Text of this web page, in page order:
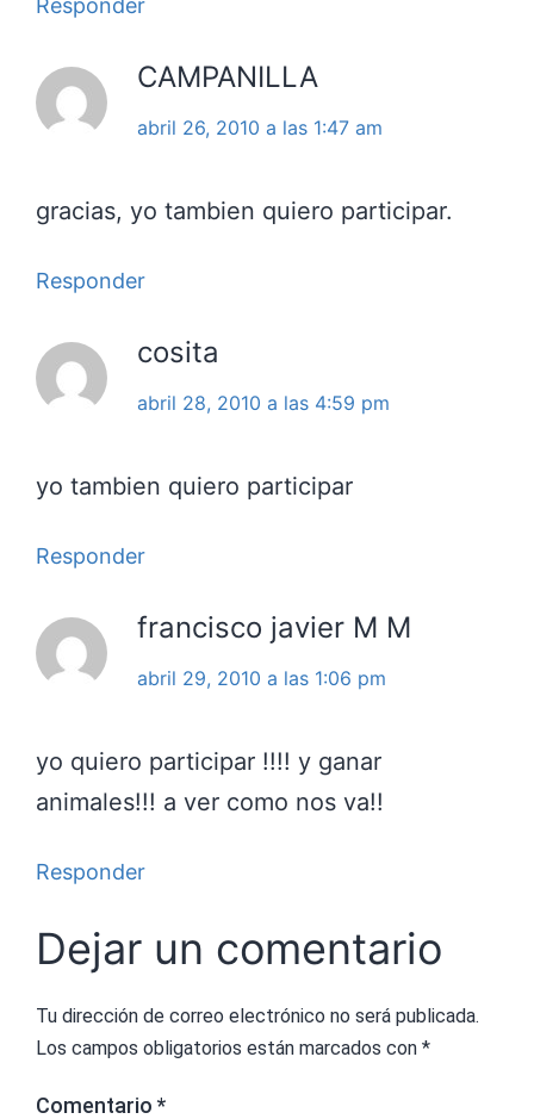
Responder
CAMPANILLA
abril 26, 2010 a las 1:47 am
gracias, yo tambien quiero participar.
Responder
cosita
abril 28, 2010 a las 4:59 pm
yo tambien quiero participar
Responder
francisco javier M M
abril 29, 2010 a las 1:06 pm
yo quiero participar !!!! y ganar
animales!!! a ver como nos va!!
Responder
Dejar un comentario
Tu dirección de correo electrónico no será publicada.
Los campos obligatorios están marcados con *
Comentario *